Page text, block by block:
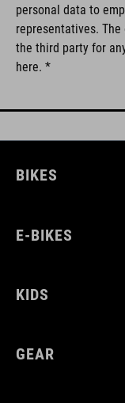
personal data to
representatives.
the third party for
here. *
BIKES
E-BIKES
KIDS
GEAR